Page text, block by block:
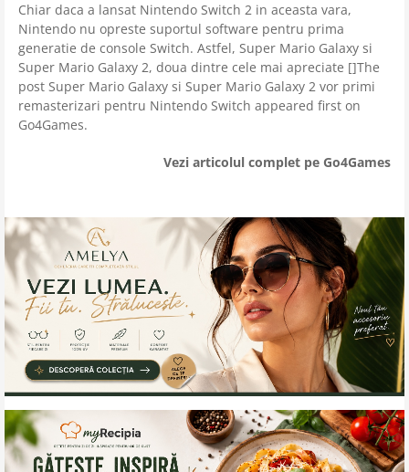
Chiar daca a lansat Nintendo Switch 2 in aceasta vara,
Nintendo nu opreste suportul software pentru prima
generatie de console Switch. Astfel, Super Mario Galaxy si
Super Mario Galaxy 2, doua dintre cele mai apreciate []The
post Super Mario Galaxy si Super Mario Galaxy 2 vor primi
remasterizari pentru Nintendo Switch appeared first on
Go4Games.
Vezi articolul complet pe Go4Games